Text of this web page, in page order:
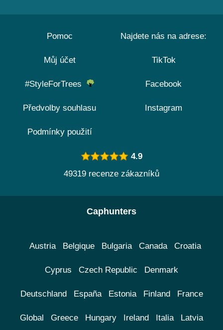
Pomoc
Můj účet
#StyleForTrees
Předvolby souhlasu
Podmínky použití
Najdete nás na adrese:
TikTok
Facebook
Instagram
4.9
49319 recenze zákazníků
Caphunters
Austria Belgique Bulgaria Canada Croatia
Cyprus Czech Republic Denmark
Deutschland España Estonia Finland France
Global Greece Hungary Ireland Italia Latvia